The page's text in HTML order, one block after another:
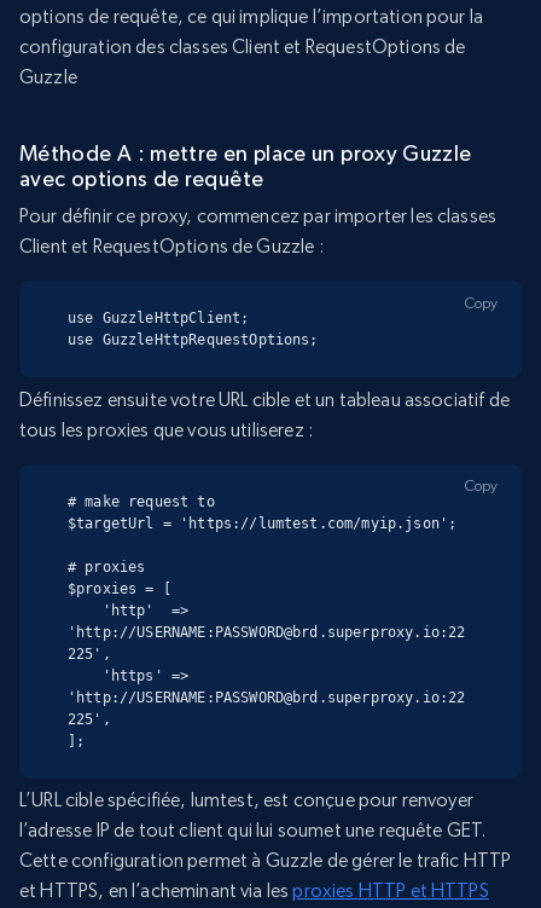
options de requête, ce qui implique l’importation pour la
configuration des classes Client et RequestOptions de
Guzzle
Méthode A : mettre en place un proxy Guzzle
avec options de requête
Pour définir ce proxy, commencez par importer les classes
Client et RequestOptions de Guzzle :
use GuzzleHttpClient;
use GuzzleHttpRequestOptions;
Copy
Définissez ensuite votre URL cible et un tableau associatif de
tous les proxies que vous utiliserez :
# make request to
$targetUrl = 'https://lumtest.com/myip.json';
# proxies
$proxies = [
'http://USERNAME:PASSWORD@brd.superproxy.io:22
225',
'http://USERNAME:PASSWORD@brd.superproxy.io:22
225',
];
Copy
L’URL cible spécifiée, lumtest, est conçue pour renvoyer
l’adresse IP de tout client qui lui soumet une requête GET.
Cette configuration permet à Guzzle de gérer le trafic HTTP
et HTTPS, en l’acheminant via lesproxies HTTP et HTTPS